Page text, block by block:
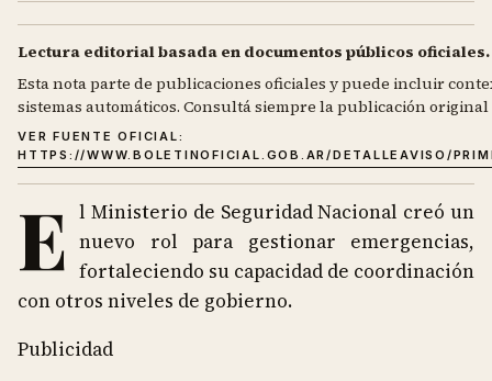
Lectura editorial basada en documentos públicos oficiales.
Esta nota parte de publicaciones oficiales y puede incluir
sistemas automáticos. Consultá siempre la publicación
VER FUENTE OFICIAL:
HTTPS://WWW.BOLETINOFICIAL.GOB.AR/DETALLEAVISO/
E l Ministerio de Seguridad Nacional creó un
nuevo rol para gestionar emergencias,
fortaleciendo su capacidad de coordinación
con otros niveles de gobierno.
Publicidad